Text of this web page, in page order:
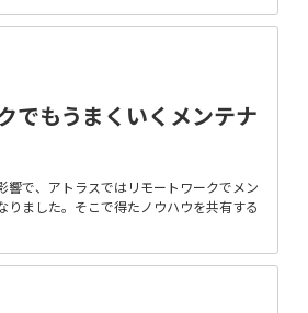
でもうまくいくメンテナ
響で、アトラスではリモートワークでメン
りました。そこで得たノウハウを共有する